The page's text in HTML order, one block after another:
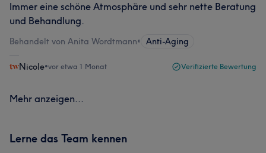
Immer eine schöne Atmosphäre und sehr nette Beratung
und Behandlung.
Behandelt von Anita Wordtmann• Anti-Aging
Nicole•vor etwa 1 Monat Verifizierte Bewertung
Mehr anzeigen...
Lerne das Team kennen